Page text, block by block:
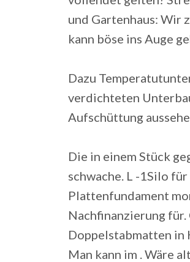
und Gartenhaus: Wir
kann böse ins Auge
Dazu
verdichteten
Aufschüttung
Die in einem Stück
schwache. L -1Silo
Plattenfundament
Nachfinanzierung
Doppelstabmatten in
Man kann im . Wäre